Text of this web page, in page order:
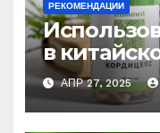
РЕКОМЕНДАЦИИ
в
против
АПР 27, 2025